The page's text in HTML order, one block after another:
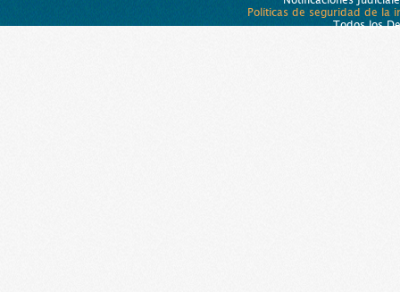
Políticas de seguridad de la
Todos los